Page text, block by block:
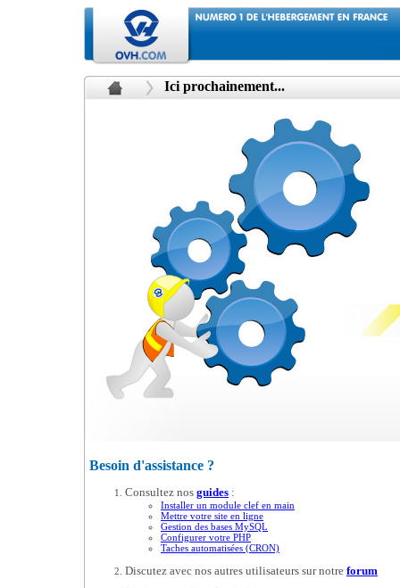
Ici prochainement...
Besoin d'assistance ?
Consultez nos guides :
Installer un module clef en main
Mettre votre site en ligne
Gestion des bases MySQL
Configurer votre PHP
Taches automatisées (CRON)
Discutez avec nos autres utilisateurs sur notre forum